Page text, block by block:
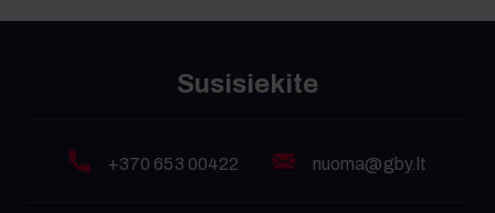
Susisiekite
+370 653 00422 nuoma@gby.lt